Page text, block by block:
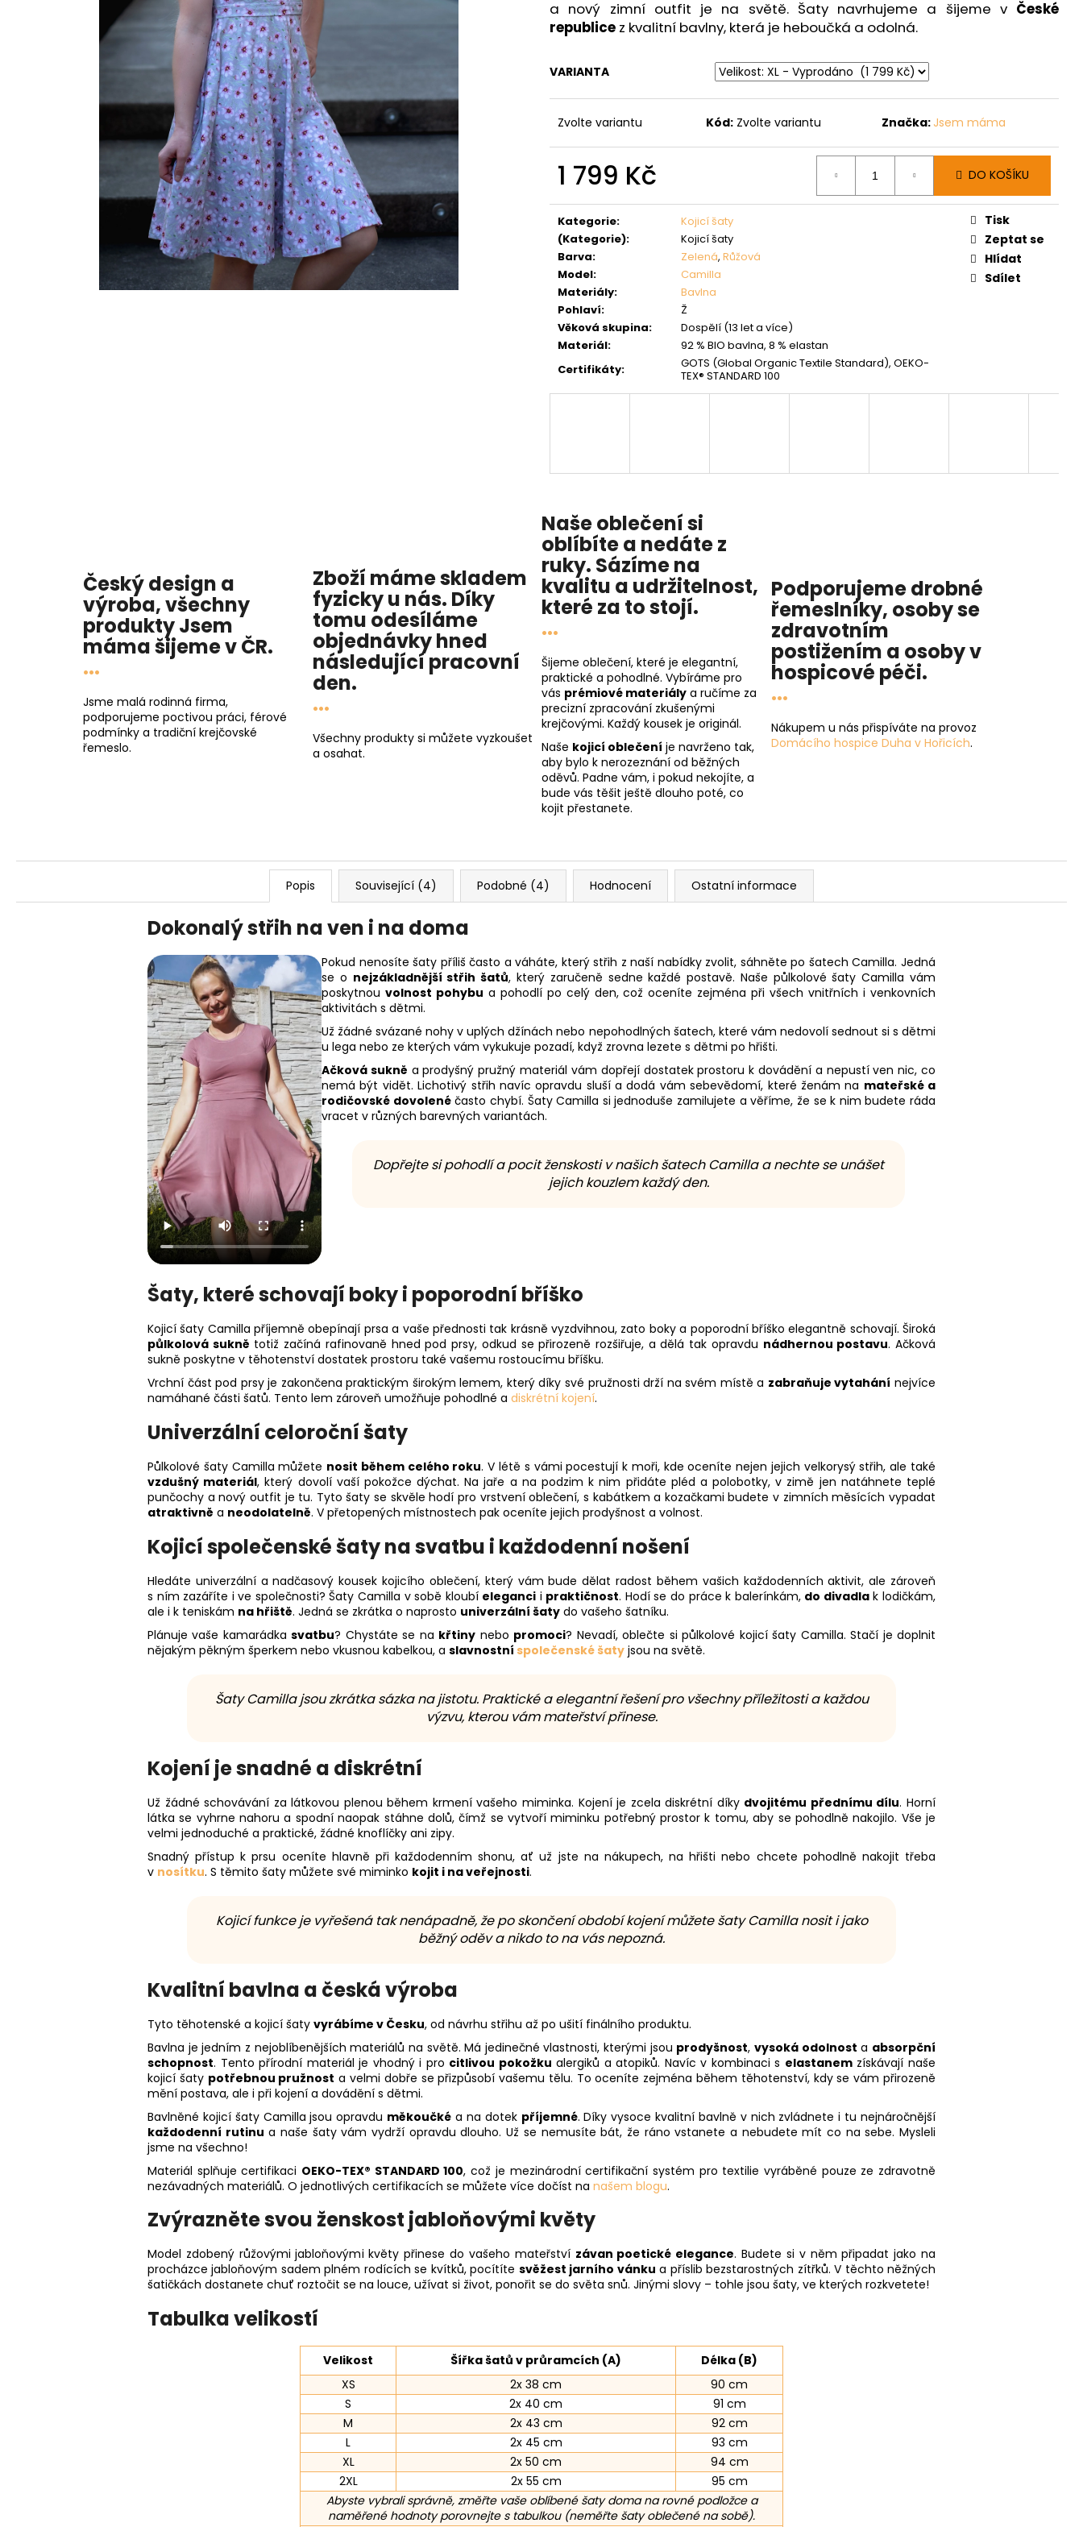
a nový zimní outfit je na světě. Šaty navrhujeme a šijeme v České
republice z kvalitní bavlny, která je heboučká a odolná.
VARIANTA
Zvolte variantu Kód: Zvolte variantu Značka: Jsem máma
1 799 Kč
cena:
DO KOŠÍKU
Kategorie:
Kojicí šaty
(Kategorie):
Kojicí šaty
Barva: Zelená, Růžová
Model:
Camilla
Materiály:
Bavlna
Pohlaví:
Ž
Věková skupina:
Dospělí (13 let a více)
Materiál:
92 % BIO bavlna, 8 % elastan
Certifikáty:
GOTS (Global Organic Textile Standard), OEKO-
TEX® STANDARD 100
Tisk
Zeptat se
Hlídat
Sdílet
Český design a
výroba, všechny
produktyJsem
mámašijeme v ČR.
...
Jsme malá rodinná firma,
podporujeme poctivou práci, férové
podmínky a tradiční krejčovské
řemeslo.
Zboží máme skladem
fyzicky u nás. Díky
tomu odesíláme
objednávky hned
následující pracovní
den.
...
Všechny produkty si můžete vyzkoušet
a osahat.
Naše oblečení si
oblíbíte a nedáte z
ruky. Sázíme na
kvalitu a udržitelnost,
které za to stojí.
...
Šijeme oblečení, které je elegantní,
praktické a pohodlné. Vybíráme pro
vás prémiové materiály a ručíme za
precizní zpracování zkušenými
krejčovými. Každý kousek je originál.
Naše kojicí oblečení je navrženo tak,
aby bylo k nerozeznání od běžných
oděvů. Padne vám, i pokud nekojíte, a
bude vás těšit ještě dlouho poté, co
kojit přestanete.
Podporujeme drobné
řemeslníky, osoby se
zdravotním
postižením a osoby v
hospicové péči.
...
Nákupem u nás přispíváte na provoz
Domácího hospice Duha v Hořicích.
Popis Související (4) Podobné (4) Hodnocení Ostatní informace
Dokonalý střih na ven i na doma
Pokud nenosíte šaty příliš často a váháte, který střih z naší nabídky zvolit, sáhněte po šatech Camilla. Jedná
se o nejzákladnější střih šatů, který zaručeně sedne každé postavě. Naše půlkolové šaty Camilla vám
poskytnou volnost pohybu a pohodlí po celý den, což oceníte zejména při všech vnitřních i venkovních
aktivitách s dětmi.
Už žádné svázané nohy v uplých džínách nebo nepohodlných šatech, které vám nedovolí sednout si s dětmi
u lega nebo ze kterých vám vykukuje pozadí, když zrovna lezete s dětmi po hřišti.
Ačková sukně a prodyšný pružný materiál vám dopřejí dostatek prostoru k dovádění a nepustí ven nic, co
nemá být vidět. Lichotivý střih navíc opravdu sluší a dodá vám sebevědomí, které ženám na mateřské a
rodičovské dovolenéčasto chybí. Šaty Camilla si jednoduše zamilujete a věříme, že se k nim budete ráda
vracet v různých barevných variantách.
Dopřejte si pohodlí a pocit ženskosti v našich šatech Camilla a nechte se unášet
jejich kouzlem každý den.
Šaty, které schovají boky i poporodní bříško
Kojicí šaty Camilla příjemně obepínají prsa a vaše přednosti tak krásně vyzdvihnou, zato boky a poporodní bříško elegantně schovají. Široká
půlkolová sukně totiž začíná rafinovaně hned pod prsy, odkud se přirozeně rozšiřuje, a dělá tak opravdu nádhernou postavu. Ačková
sukně poskytne v těhotenství dostatek prostoru také vašemu rostoucímu bříšku.
Vrchní část pod prsy je zakončena praktickým širokým lemem, který díky své pružnosti drží na svém místě a zabraňuje vytahání nejvíce
namáhané části šatů. Tento lem zároveň umožňuje pohodlné a diskrétní kojení.
Univerzální celoroční šaty
Půlkolové šaty Camilla můžete nosit během celého roku. V létě s vámi pocestují k moři, kde oceníte nejen jejich velkorysý střih, ale také
vzdušný materiál, který dovolí vaší pokožce dýchat. Na jaře a na podzim k nim přidáte pléd a polobotky, v zimě jen natáhnete teplé
punčochy a nový outfit je tu. Tyto šaty se skvěle hodí pro vrstvení oblečení, s kabátkem a kozačkami budete v zimních měsících vypadat
atraktivně a neodolatelně. V přetopených místnostech pak oceníte jejich prodyšnost a volnost.
Kojicí společenské šaty na svatbu i každodenní nošení
Hledáte univerzální a nadčasový kousek kojicího oblečení, který vám bude dělat radost během vašich každodenních aktivit, ale zároveň
s ním zazáříte i ve společnosti? Šaty Camilla v sobě kloubí eleganci i praktičnost. Hodí se do práce k balerínkám, do divadlak lodičkám,
ale i k teniskám na hřiště. Jedná se zkrátka o naprosto univerzální šaty do vašeho šatníku.
Plánuje vaše kamarádkasvatbu? Chystáte se na křtiny nebo promoci? Nevadí, oblečte si půlkolové kojicí šaty Camilla. Stačí je doplnit
nějakým pěkným šperkem nebo vkusnou kabelkou, a slavnostní společenské šaty jsou na světě.
Šaty Camilla jsou zkrátka sázka na jistotu. Praktické a elegantní řešení pro všechny příležitosti a každou
výzvu, kterou vám mateřství přinese.
Kojení je snadné a diskrétní
Už žádné schovávání za látkovou plenou během krmení vašeho miminka. Kojení je zcela diskrétní díky dvojitému přednímu dílu. Horní
látka se vyhrne nahoru a spodní naopak stáhne dolů, čímž se vytvoří miminku potřebný prostor k tomu, aby se pohodlně nakojilo. Vše je
velmi jednoduché a praktické, žádné knoflíčky ani zipy.
Snadný přístup k prsu oceníte hlavně při každodenním shonu, ať už jste na nákupech, na hřišti nebo chcete pohodlně nakojit třeba
v nosítku. S těmito šaty můžete své miminko kojit i na veřejnosti.
Kojicí funkce je vyřešená tak nenápadně, že po skončení období kojení můžete šaty Camilla nosit i jako
běžný oděv a nikdo to na vás nepozná.
Kvalitní bavlna a česká výroba
Tyto těhotenské a kojicí šaty vyrábíme v Česku, od návrhu střihu až po ušití finálního produktu.
Bavlna je jedním z nejoblíbenějších materiálů na světě. Má jedinečné vlastnosti, kterými jsou prodyšnost,vysoká odolnost a absorpční
schopnost. Tento přírodní materiál je vhodný i pro citlivou pokožku alergiků a atopiků. Navíc v kombinaci s elastanemzískávají naše
kojicí šaty potřebnou pružnost a velmi dobře se přizpůsobí vašemu tělu. To oceníte zejména během těhotenství, kdy se vám přirozeně
mění postava, ale i při kojení a dovádění s dětmi.
Bavlněné kojicí šaty Camilla jsou opravdu měkoučké a na dotek příjemné. Díky vysoce kvalitní bavlně v nich zvládnete i tu nejnáročnější
každodenní rutinu a naše šaty vám vydrží opravdu dlouho. Už se nemusíte bát, že ráno vstanete a nebudete mít co na sebe. Mysleli
jsme na všechno!
Materiál splňuje certifikaci OEKO-TEX® STANDARD 100, což je mezinárodní certifikační systém pro textilie vyráběné pouze ze zdravotně
nezávadných materiálů. O jednotlivých certifikacích se můžete více dočíst na našem blogu.
Zvýrazněte svou ženskost jabloňovými květy
Model zdobený růžovými jabloňovými květy přinese do vašeho mateřství závan poetické elegance. Budete si v něm připadat jako na
procházce jabloňovým sadem plném rodících se kvítků, pocítíte svěžest jarního vánku a příslib bezstarostných zítřků. V těchto něžných
šatičkách dostanete chuť roztočit se na louce, užívat si život, ponořit se do světa snů. Jinými slovy – tohle jsou šaty, ve kterých rozkvetete!
Tabulka velikostí
Velikost Šířka šatů v průramcích (A)
Délka (B)
XS
2x 38 cm
90 cm
S
2x 40 cm
91 cm
M
2x 43 cm
92 cm
L
2x 45 cm
93 cm
XL
2x 50 cm
94 cm
2XL
2x 55 cm
95 cm
Abyste vybrali správně, změřte vaše oblíbené šaty doma na rovné podložce a
naměřené hodnoty porovnejte s tabulkou (neměřte šaty oblečené na sobě).